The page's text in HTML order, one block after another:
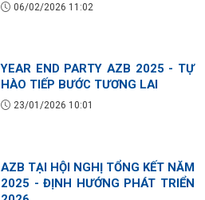
06/02/2026 11:02
YEAR END PARTY AZB 2025 - TỰ
HÀO TIẾP BƯỚC TƯƠNG LAI
23/01/2026 10:01
AZB TẠI HỘI NGHỊ TỔNG KẾT NĂM
2025 - ĐỊNH HƯỚNG PHÁT TRIỂN